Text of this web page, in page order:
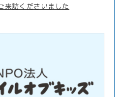
来訪くださいました